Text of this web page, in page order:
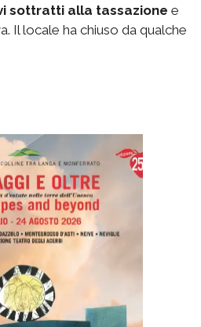
sottratti alla tassazione e
Il locale ha chiuso da qualche